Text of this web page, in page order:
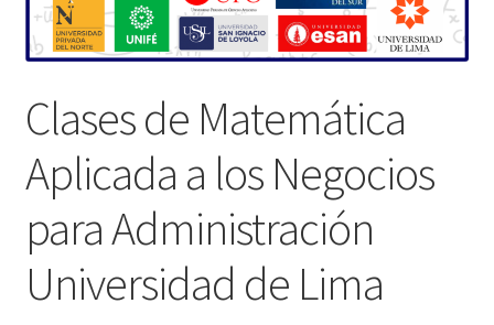
Clases de Matemática
Aplicada a los Negocios
para Administración
Universidad de Lima